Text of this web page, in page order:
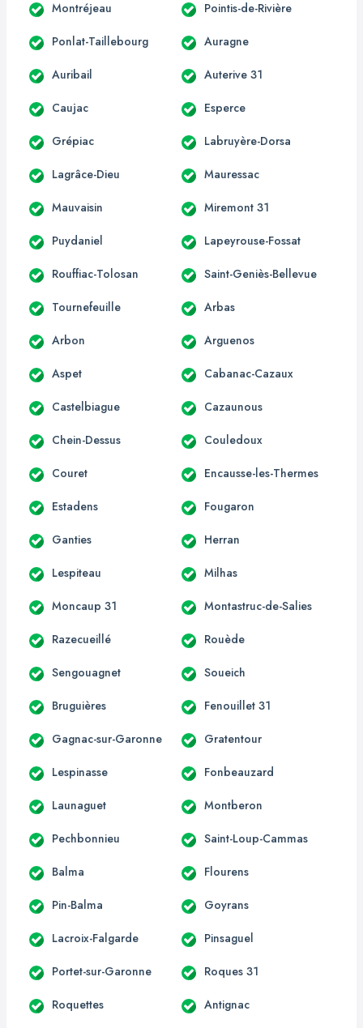
Montréjeau Pointis-de-Rivière
Ponlat-Taillebourg Auragne
Auribail Auterive 31
Caujac Esperce
Grépiac Labruyère-Dorsa
Lagrâce-Dieu Mauressac
Mauvaisin Miremont 31
Puydaniel Lapeyrouse-Fossat
Rouffiac-Tolosan Saint-Geniès-Bellevue
Tournefeuille Arbas
Arbon Arguenos
Aspet Cabanac-Cazaux
Castelbiague Cazaunous
Chein-Dessus Couledoux
Couret Encausse-les-Thermes
Estadens Fougaron
Ganties Herran
Lespiteau Milhas
Moncaup 31 Montastruc-de-Salies
Razecueillé Rouède
Sengouagnet Soueich
Bruguières Fenouillet 31
Gagnac-sur-Garonne Gratentour
Lespinasse Fonbeauzard
Launaguet Montberon
Pechbonnieu Saint-Loup-Cammas
Balma Flourens
Pin-Balma Goyrans
Lacroix-Falgarde Pinsaguel
Portet-sur-Garonne Roques 31
Roquettes Antignac